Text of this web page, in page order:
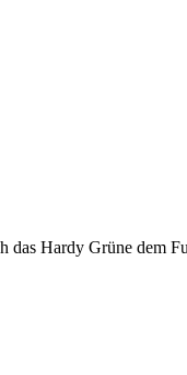
Hardy Grüne dem